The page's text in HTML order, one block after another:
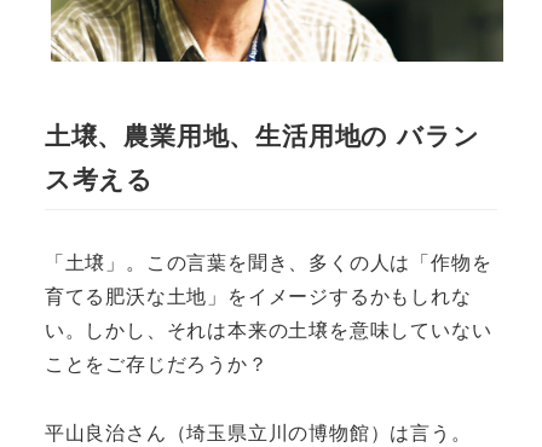
土壌、農業用地、生活用地の バラン
ス考える
「土壌」。この言葉を聞き、多くの人は「作物を
育てる肥沃な土地」をイメージするかもしれな
い。しかし、それは本来の土壌を意味していない
ことをご存じだろうか？
平山良治さん（埼玉県立川の博物館）は言う。